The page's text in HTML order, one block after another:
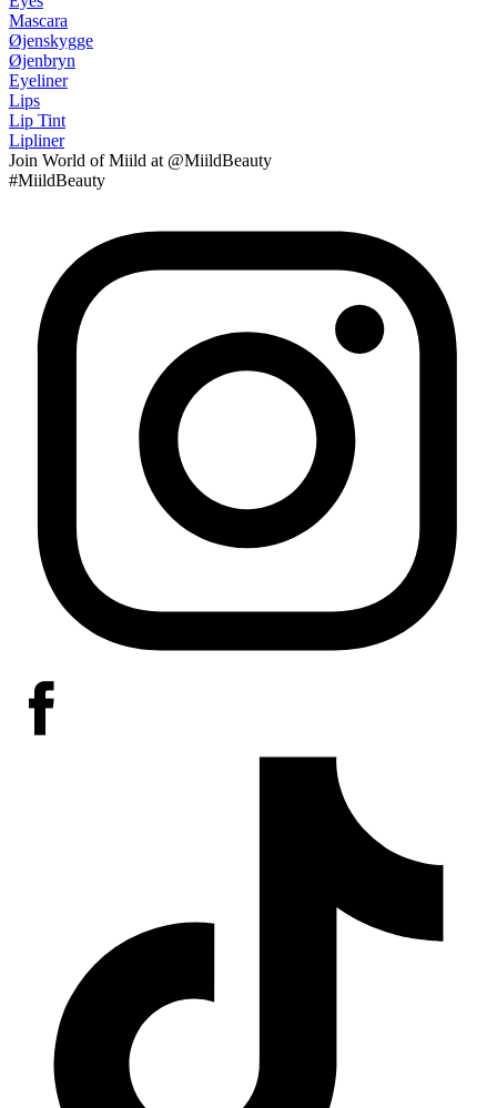
Mascara
Øjenskygge
Øjenbryn
Eyeliner
Lips
Lip Tint
Lipliner
Join World of Miild at @MiildBeauty
#MiildBeauty